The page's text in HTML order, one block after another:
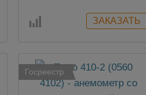
Госреестр